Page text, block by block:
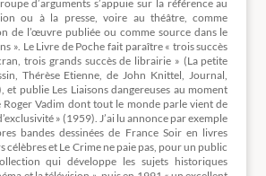
d’arguments s’appuie sur la référence au
ou à la presse, voire au théâtre, comme
de l’œuvre publiée ou comme source dans le
». Le Livre de Poche fait paraître « trois succès
trois grands succès de librairie » (La petite
Thérèse Etienne, de John Knittel, Journal,
et publie Les Liaisons dangereuses au moment
Vadim dont tout le monde parle vient de
» (1959). J’ai lu annonce par exemple
bandes dessinées de France Soir en livres
célèbres et Le Crime ne paie pas, pour un public
qui développe les sujets historiques